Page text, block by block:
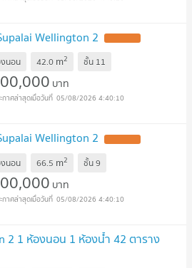
Wellington 2
นอน 42.0 m2 ชั้น 11
บาท
05/08/2026 4:40:10
Wellington 2
นอน 66.5 m2 ชั้น9
บาท
05/08/2026 4:40:10
2 1 ห้องนอน 1 ห้องน้ำ 42 ตาราง